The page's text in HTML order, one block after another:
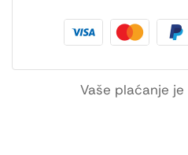
Vaše plaćanje je